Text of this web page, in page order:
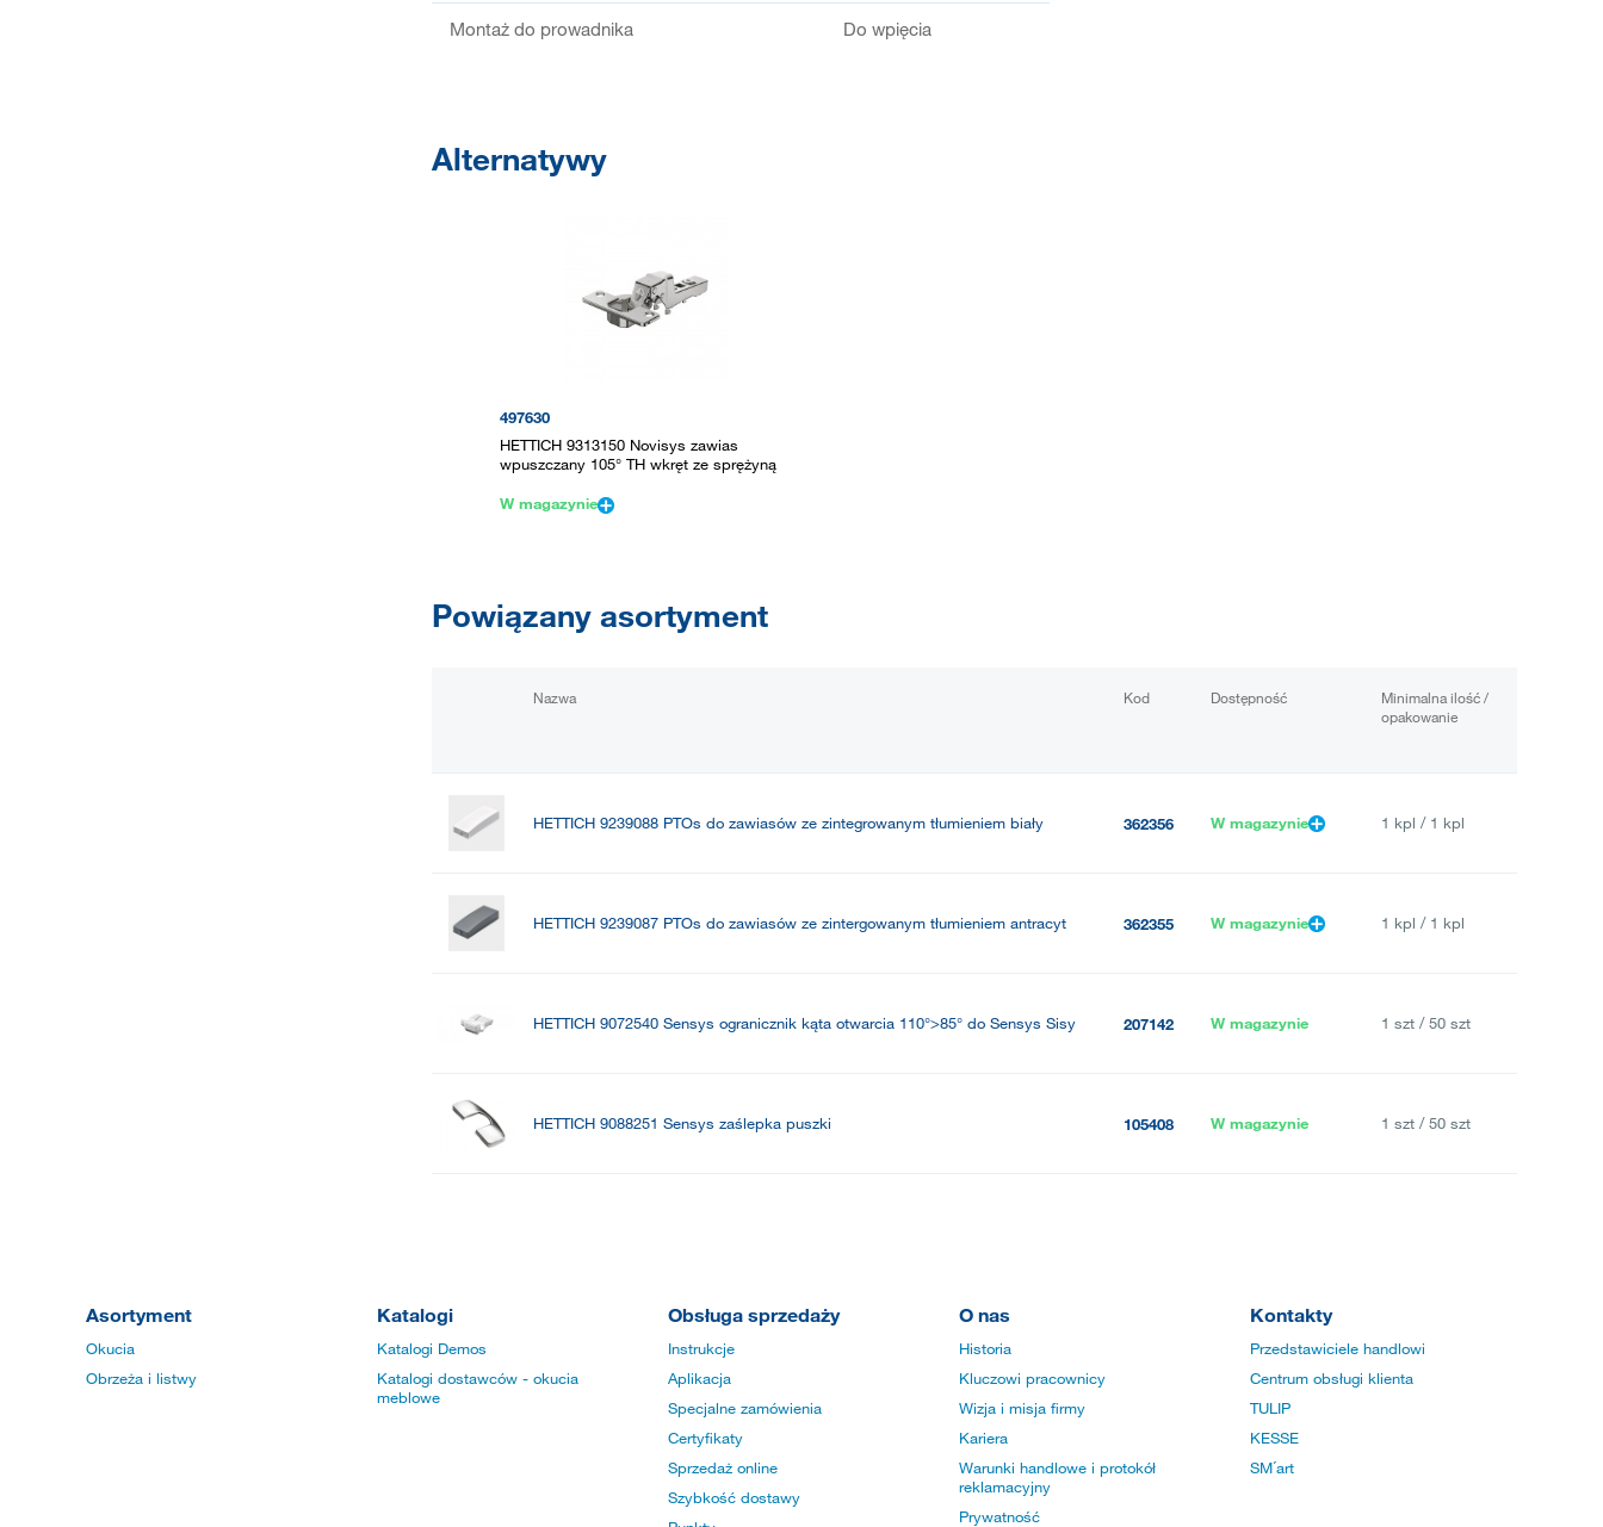
Montaż do prowadnika Do wpięcia
Alternatywy
497630
HETTICH 9313150 Novisys zawias
wpuszczany 105° TH wkręt ze sprężyną
W magazynie
Powiązany asortyment
Nazwa Kod Dostępność
Minimalna ilość /
opakowanie
HETTICH 9239088 PTOs do zawiasów ze zintegrowanym tłumieniem biały 362356 W magazynie 1 kpl / 1 kpl
HETTICH 9239087 PTOs do zawiasów ze zintergowanym tłumieniem antracyt 362355 W magazynie 1 kpl / 1 kpl
HETTICH 9072540 Sensys ogranicznik kąta otwarcia 110°>85° do Sensys Sisy 207142 W magazynie 1 szt / 50 szt
HETTICH 9088251 Sensys zaślepka puszki 105408 W magazynie 1 szt / 50 szt
Asortyment
Okucia
Obrzeża i listwy
Katalogi
Katalogi Demos
Katalogi dostawców - okucia
meblowe
Obsługa sprzedaży
Instrukcje
Aplikacja
Specjalne zamówienia
Certyfikaty
Sprzedaż online
Szybkość dostawy
O nas
Historia
Kluczowi pracownicy
Wizja i misja firmy
Kariera
Warunki handlowe i protokół
reklamacyjny
Prywatność
Kontakty
Przedstawiciele handlowi
Centrum obsługi klienta
TULIP
KESSE
SM´art